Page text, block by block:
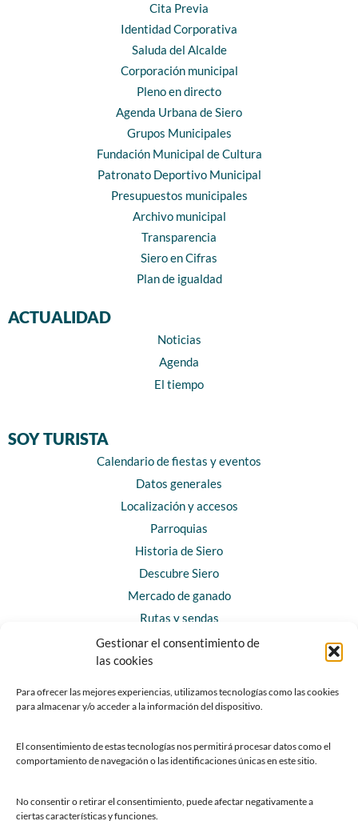
Gestionar el consentimiento de
las cookies
Para ofrecer las mejores experiencias, utilizamos tecnologías como las cookies
para almacenar y/o acceder a la información del dispositivo.
El consentimiento de estas tecnologías nos permitirá procesar datos como el
comportamiento de navegación o las identificaciones únicas en este sitio.
No consentir o retirar el consentimiento, puede afectar negativamente a
ciertas características y funciones.
Cita Previa
Identidad Corporativa
Saluda del Alcalde
Corporación municipal
Pleno en directo
Agenda Urbana de Siero
Grupos Municipales
Fundación Municipal de Cultura
Patronato Deportivo Municipal
Presupuestos municipales
Archivo municipal
Transparencia
Siero en Cifras
Plan de igualdad
ACTUALIDAD
Noticias
Agenda
El tiempo
SOY TURISTA
Calendario de fiestas y eventos
Datos generales
Localización y accesos
Parroquias
Historia de Siero
Descubre Siero
Mercado de ganado
Rutas y sendas
Horarios y contacto
Teléfonos de interés
Chatbot Siero
SEDES ELECTRÓNICAS
Sede del Ayuntamiento de Siero